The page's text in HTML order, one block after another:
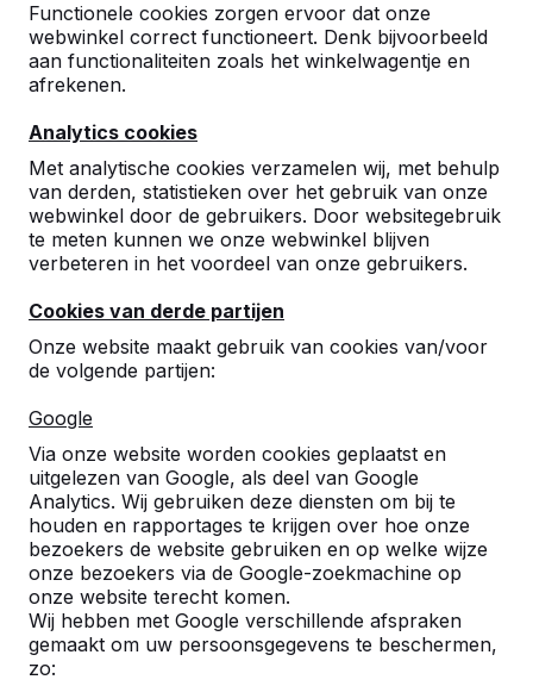
Functionele cookies zorgen ervoor dat onze
webwinkel correct functioneert. Denk bijvoorbeeld
aan functionaliteiten zoals het winkelwagentje en
afrekenen.
Analytics cookies
Met analytische cookies verzamelen wij, met behulp
van derden, statistieken over het gebruik van onze
webwinkel door de gebruikers. Door websitegebruik
te meten kunnen we onze webwinkel blijven
verbeteren in het voordeel van onze gebruikers.
Cookies van derde partijen
Onze website maakt gebruik van cookies van/voor
de volgende partijen:
Google
Via onze website worden cookies geplaatst en
uitgelezen van Google, als deel van Google
Analytics. Wij gebruiken deze diensten om bij te
houden en rapportages te krijgen over hoe onze
bezoekers de website gebruiken en op welke wijze
onze bezoekers via de Google-zoekmachine op
onze website terecht komen.
Wij hebben met Google verschillende afspraken
gemaakt om uw persoonsgegevens te beschermen,
zo:
Tafelvoetbal
Betonbanken
Accessoires
Speltafels
Pingpongtafels
Hoe groot is een pingpongtafel?